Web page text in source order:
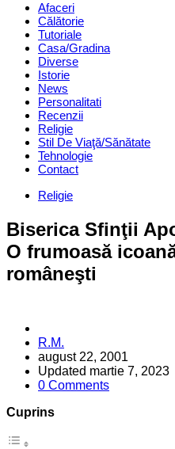
Afaceri
Călătorie
Tutoriale
Casa/Gradina
Diverse
Istorie
News
Personalitati
Recenzii
Religie
Stil De Viaţă/Sănătate
Tehnologie
Contact
Categories
Religie
Biserica Sfinţii
O frumoasă
româneşti
Posted
by
R.M.
august 22, 2001
Updated martie 7, 2023
0 Comments
Cuprins